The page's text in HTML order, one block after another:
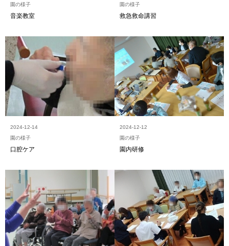
園の様子
音楽教室
園の様子
救急救命講習
2024-12-14
園の様子
口腔ケア
2024-12-12
園の様子
園内研修